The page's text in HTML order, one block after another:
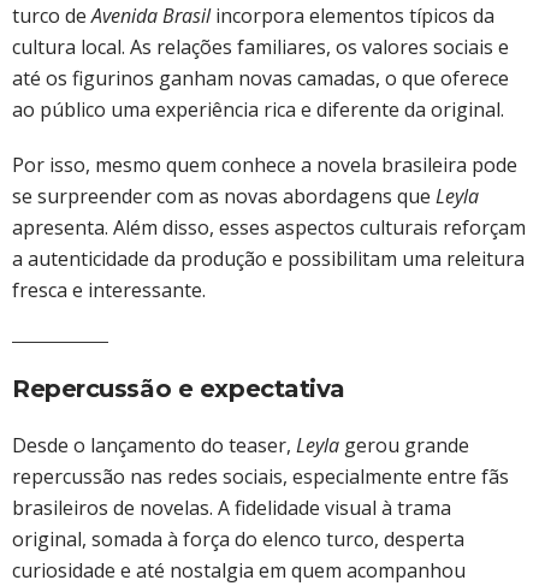
turco deAvenida Brasilincorpora elementos típicos da
cultura local. As relações familiares, os valores sociais e
até os figurinos ganham novas camadas, o que oferece
ao público uma experiência rica e diferente da original.
Por isso, mesmo quem conhece a novela brasileira pode
se surpreender com as novas abordagens que Leyla
apresenta. Além disso, esses aspectos culturais reforçam
a autenticidade da produção e possibilitam uma releitura
fresca e interessante.
Repercussão e expectativa
Desde o lançamento do teaser, Leyla gerou grande
repercussão nas redes sociais, especialmente entre fãs
brasileiros de novelas. A fidelidade visual à trama
original, somada à força do elenco turco, desperta
curiosidade e até nostalgia em quem acompanhou